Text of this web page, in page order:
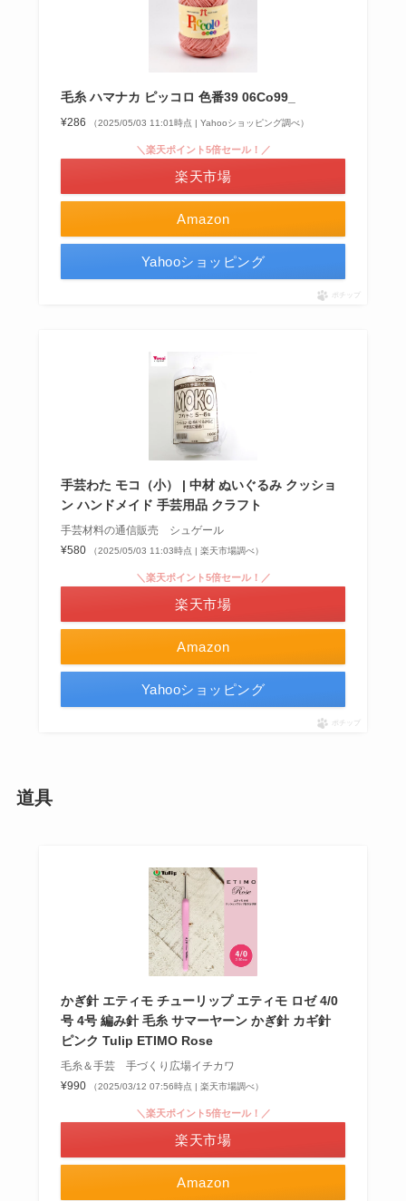
毛糸 ハマナカ ピッコロ 色番39 06Co99_
¥286 （2025/05/03 11:01時点 | Yahooショッピング調べ）
Amazon
＼楽天ポイント5倍セール！／
楽天市場
Yahooショッピング
ポチップ
手芸わた モコ（小） | 中材 ぬいぐるみ クッショ
ン ハンドメイド 手芸用品 クラフト
手芸材料の通信販売 シュゲール
¥580
（2025/05/03 11:03時点 | 楽天市場調べ）
Amazon
＼楽天ポイント5倍セール！／
楽天市場
Yahooショッピング
ポチップ
道具
かぎ針 エティモ チューリップ エティモ ロゼ 4/0
号 4号 編み針 毛糸 サマーヤーン かぎ針 カギ針
ピンク Tulip ETIMO Rose
毛糸＆手芸 手づくり広場イチカワ
¥990
（2025/03/12 07:56時点 | 楽天市場調べ）
Amazon
＼楽天ポイント5倍セール！／
楽天市場